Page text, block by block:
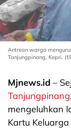
Antrean warga
Tanjungpinang, Kepri.
Mjnews.id –
Tanjungpinang
mengeluhkan
Kartu